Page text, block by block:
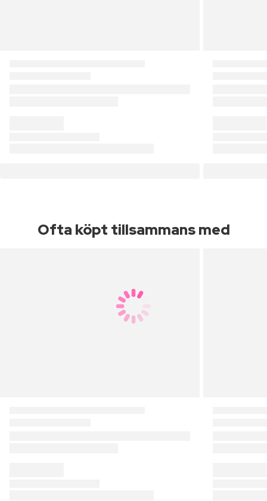
Ofta köpt tillsammans med